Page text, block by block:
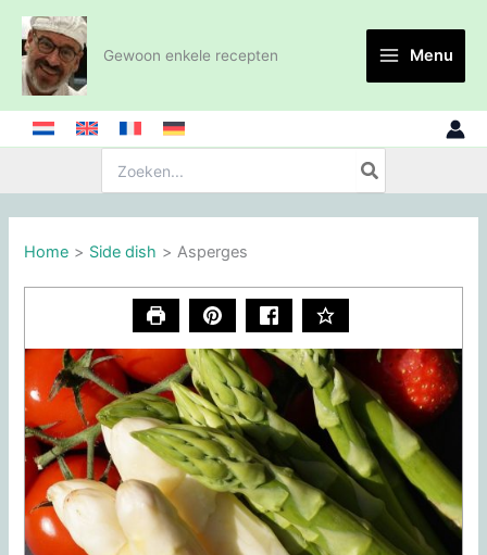
naar
inhoud
Gewoon enkele recepten Menu
Home Side dish Asperges